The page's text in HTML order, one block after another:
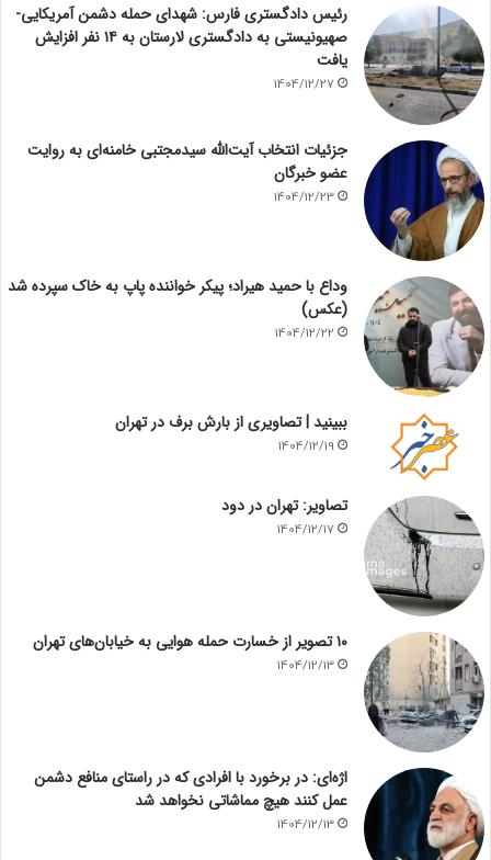
رئیس دادگستری فارس: شهدای حمله دشمن آمریکایی-
صهیونیستی به دادگستری لارستان به ۱۴ نفر افزایش
یافت
1404/12/27
جزئیات انتخاب آیت‌الله سیدمجتبی خامنه‌ای به روایت
عضو خبرگان
1404/12/23
وداع با حمید هیراد؛ پیکر خواننده پاپ به خاک سپرده شد
(عکس)
1404/12/22
ببینید | تصاویری از بارش برف در تهران
1404/12/19
تصاویر: تهران در دود
1404/12/17
۱۰ تصویر از خسارت حمله هوایی به خیابان‌های تهران
1404/12/13
اژه‌ای: در برخورد با افرادی که در راستای منافع دشمن
عمل کنند هیچ مماشاتی نخواهد شد
1404/12/13